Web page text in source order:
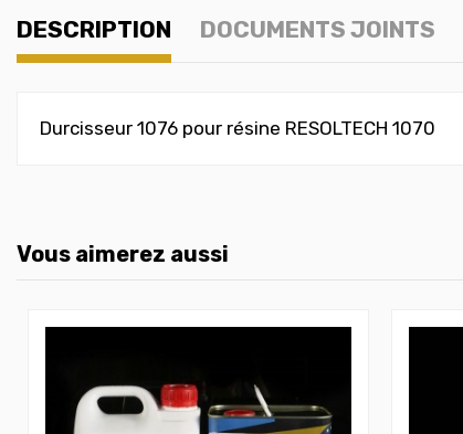
DESCRIPTION DOCUMENTS JOINTS
Durcisseur 1076 pour résine RESOLTECH 1070
Vous aimerez aussi